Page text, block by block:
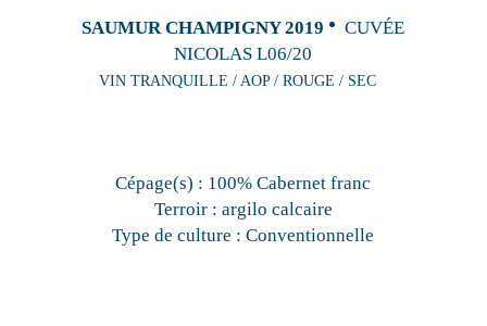
SAUMUR CHAMPIGNY 2019
CUVÉE
NICOLAS L06/20
VIN TRANQUILLE / AOP / ROUGE / SEC
Cépage(s) : 100% Cabernet franc
Terroir : argilo calcaire
Type de culture : Conventionnelle